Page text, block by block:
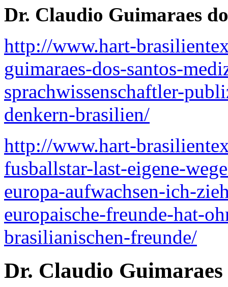
Dr. Claudio Guimaraes
http://www.hart-
guimaraes-dos-santos-
sprachwissenschaftler-
denkern-brasilien/
http://www.hart-
fusballstar-last-eigene-
europa-aufwachsen-ich-
europaische-freunde-hat-
brasilianischen-freunde/
Dr. Claudio